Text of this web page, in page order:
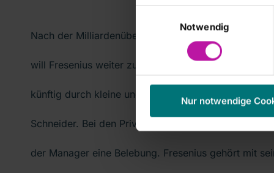
Notwendig
Nur notwendige
Nach der Milliardenübernahme des US-
will Fresenius weiter zukaufen: Das organische
künftig durch kleine und mittelgroße Akquisitionen
Schneider. Bei den Privatisierungen von
der Manager eine Belebung. Fresenius gehört mit